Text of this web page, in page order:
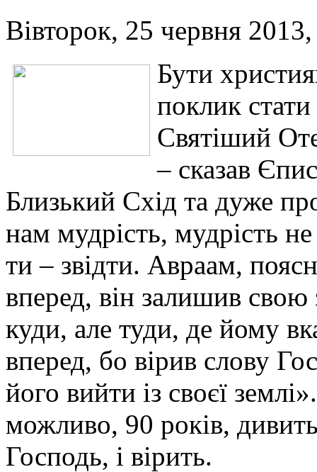
Вівторок, 25 червня
Бути
поклик
Святіший
– сказав
Близький Схід та дуже
нам мудрість, мудрість
ти – звідти. Авраам,
вперед, він залишив
куди, але туди, де йому
вперед, бо вірив слову
його вийти із своєї
можливо, 90 років,
Господь, і вірить.